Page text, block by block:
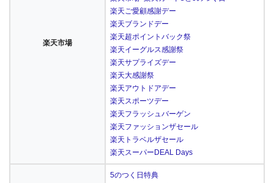
楽天市場
楽天ご愛顧感謝デー
楽天ブランドデー
楽天超ポイントバック祭
楽天イーグルス感謝祭
楽天サプライズデー
楽天大感謝祭
楽天アウトドアデー
楽天スポーツデー
楽天フラッシュバーゲン
楽天ファッションザセール
楽天トラベルザセール
楽天スーパーDEAL Days
5のつく日特典